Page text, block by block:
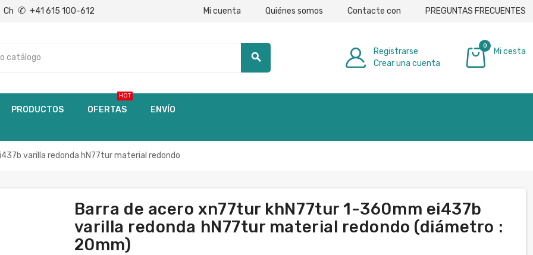
Ch ✆ +41 615 100-612 Mi cuenta Quiénes somos Contacte con PREGUNTAS FRECUENTES
search
Registrarse
Crear una cuenta
0
Mi cesta
PRODUCTOS OFERTAS
HOT
ENVÍO
varilla redonda hN77tur material redondo
Barra de acero xn77tur khN77tur 1-360mm ei437b
varilla redonda hN77tur material redondo (diámetro :
20mm)